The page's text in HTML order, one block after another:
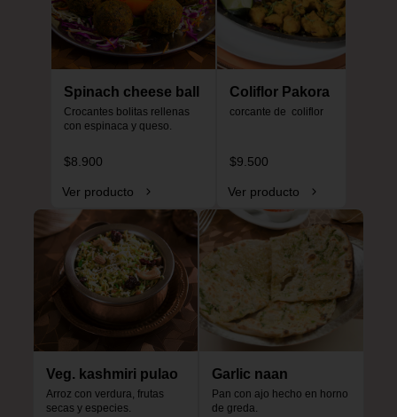
Spinach cheese ball
Crocantes bolitas rellenas
con espinaca y queso.
$8.900
Ver producto
Coliflor Pakora
corcante de  coliflor
$9.500
Ver producto
Veg. kashmiri pulao
Arroz con verdura, frutas
secas y especies.
Garlic naan
Pan con ajo hecho en horno
de greda.